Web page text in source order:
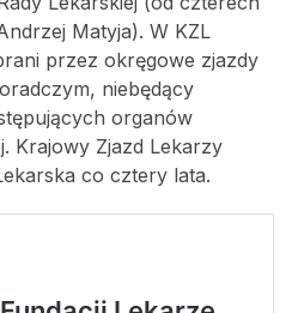
Matyja). W KZL
przez okręgowe zjazdy
niebędący
organów
Krajowy Zjazd Lekarzy
co cztery lata.